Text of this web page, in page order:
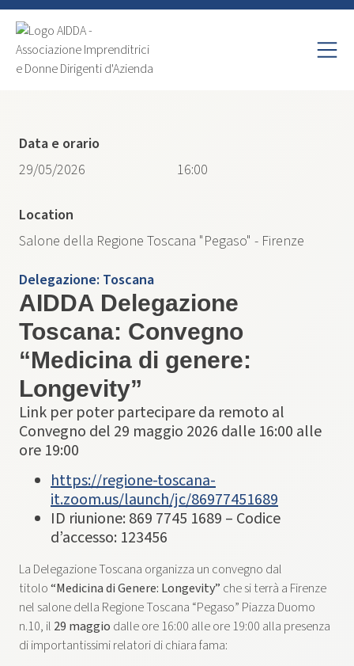
Delegazione: Toscana
AIDDA Delegazione
Toscana: Convegno
“Medicina di genere:
Longevity”
Link per poter partecipare da remoto al
Convegno del 29 maggio 2026 dalle 16:00 alle
ore 19:00
https://regione-toscana-
it.zoom.us/launch/jc/86977451689
ID riunione: 869 7745 1689 – Codice
d’accesso: 123456
La Delegazione Toscana organizza un convegno dal
titolo“Medicina di Genere: Longevity” che si terrà a Firenze
nel salone della Regione Toscana “Pegaso” Piazza Duomo
n.10, il 29 maggio dalle ore 16:00 alle ore 19:00 alla presenza
di importantissimi relatori di chiara fama:
Data e orario
29/05/2026
16:00
Location
Salone della Regione Toscana "Pegaso" - Firenze